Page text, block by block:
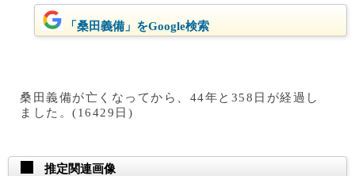
「桑田義備」をGoogle検索
桑田義備が亡くなってから、44年と358日が経過し
ました。(16429日)
推定関連画像